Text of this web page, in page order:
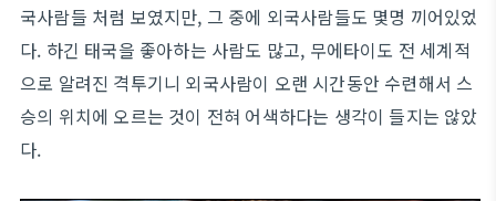
국사람들 처럼 보였지만, 그 중에 외국사람들도 몇명 끼어있었
다. 하긴 태국을 좋아하는 사람도 많고, 무에타이도 전 세계적
으로 알려진 격투기니 외국사람이 오랜 시간동안 수련해서 스
승의 위치에 오르는 것이 전혀 어색하다는 생각이 들지는 않았
다.